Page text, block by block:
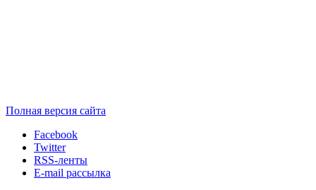
Полная версия сайта
Facebook
Twitter
RSS-ленты
E-mail рассылка